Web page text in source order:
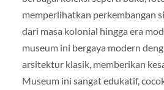
memperlihatkan perkembangan
dari masa kolonial hingga era
museum ini bergaya modern
arsitektur klasik, memberikan
Museum ini sangat edukatif,